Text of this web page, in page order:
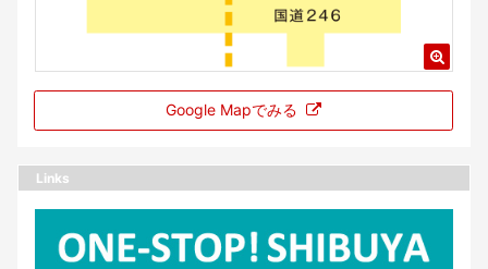
Google Mapでみる
Links